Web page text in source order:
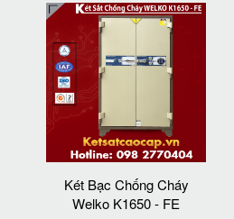
Két Bạc Chống Cháy
Welko K1650 - FE